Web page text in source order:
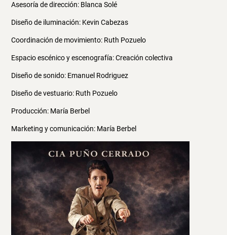
Asesoría de dirección: Blanca Solé
Diseño de iluminación: Kevin Cabezas
Coordinación de movimiento: Ruth Pozuelo
Espacio escénico y escenografía: Creación colectiva
Diseño de sonido: Emanuel Rodriguez
Diseño de vestuario: Ruth Pozuelo
Producción: María Berbel
Marketing y comunicación: María Berbel